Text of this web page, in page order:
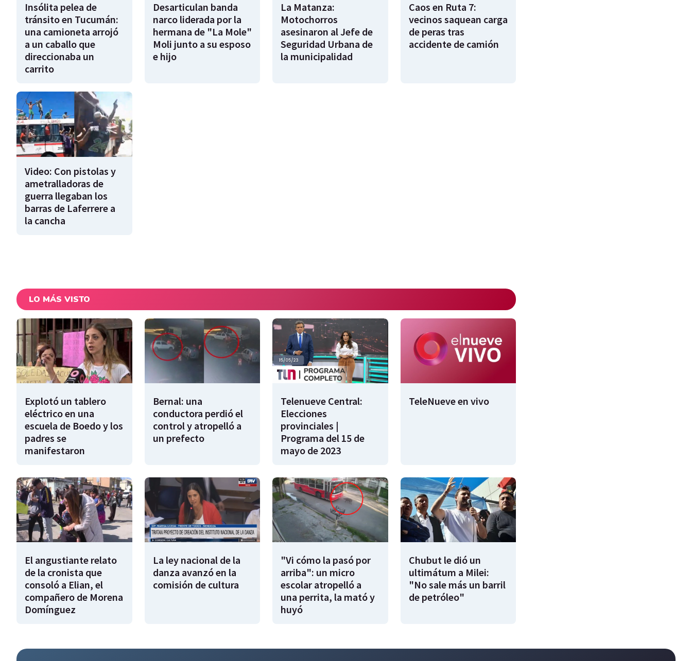
Insólita pelea de
tránsito en Tucumán:
una camioneta arrojó
a un caballo que
direccionaba un
carrito
Desarticulan banda
narco liderada por la
hermana de "La Mole"
Moli junto a su esposo
e hijo
La Matanza:
Motochorros
asesinaron al Jefe de
Seguridad Urbana de
la municipalidad
Caos en Ruta 7:
vecinos saquean carga
de peras tras
accidente de camión
Video: Con pistolas y
ametralladoras de
guerra llegaban los
barras de Laferrere a
la cancha
LO MÁS VISTO
Explotó un tablero
eléctrico en una
escuela de Boedo y los
padres se
manifestaron
Bernal: una
conductora perdió el
control y atropelló a
un prefecto
Telenueve Central:
Elecciones
provinciales |
Programa del 15 de
mayo de 2023
TeleNueve en vivo
El angustiante relato
de la cronista que
consoló a Elian, el
compañero de Morena
Domínguez
La ley nacional de la
danza avanzó en la
comisión de cultura
"Vi cómo la pasó por
arriba": un micro
escolar atropelló a
una perrita, la mató y
huyó
Chubut le dió un
ultimátum a Milei:
"No sale más un barril
de petróleo"